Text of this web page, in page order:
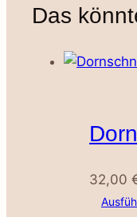
Das
32,00